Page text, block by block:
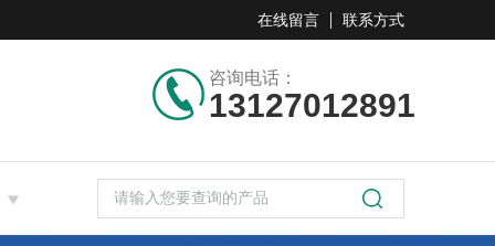
在线留言 联系方式
咨询电话：
13127012891